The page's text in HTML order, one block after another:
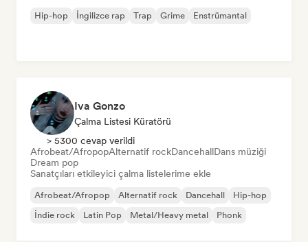
Hip-hop İngilizce rap Trap Grime Enstrümantal
Iva Gonzo
Çalma Listesi Küratörü
> 5300 cevap verildi
Afrobeat/AfropopAlternatif rockDancehallDans müziği
Dream pop
Sanatçıları etkileyici çalma listelerime ekle
Afrobeat/Afropop Alternatif rock Dancehall
Hip-hop
İndie rock
Latin Pop Metal/Heavy metal Phonk